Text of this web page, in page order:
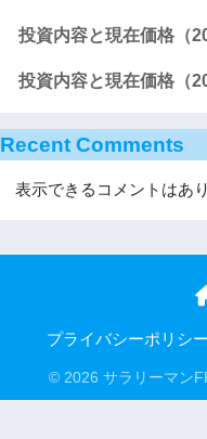
投資内容と現在価格（
投資内容と現在価格（
Recent Comments
表示できるコメントはあ
プライバシーポリシー
© 2026 サラリーマン